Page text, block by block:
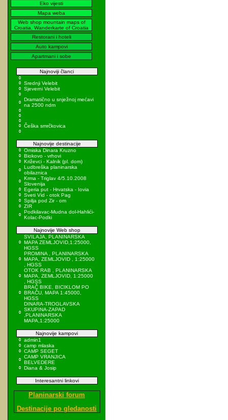
Eko vijesti
Mapa weba
Web shop mountain maps of
Croatia, Wanderkarte of Croatia
Restorani i hoteli
Auto kampovi
Apartmani i sobe
Najnoviji članci
Srednji Velebit
Sjeverni Velebit
Dramatično u snježnoj mećavi
na 2500 ndm
Češka smrčkovica
Najnovije destinacije
Omiska Dinara Kruzno
Biokovo - vrhovi
Križevci - Kalnik (pl. dom)
Ludbreška planinarska
obilaznica
Krma - Triglav 4/5.10.2008
Slovenija
Egeria put - Hrvatska - Iovia
Sveti Vid - otok Pag
Spilja pod Zir - om
ZIR
Podkilavac-Mudna dol-Hahlići-
Kolac-Podki
Najnovije Web shop
SVILAJA, PLANINARSKA
MAPA ZEMLJOVID,1:25000,
HGSS
PROMINA , PLANINARSKA
MAPA, ZEMLJOVID , 1:25000
, HGSS
OTOK RAB , PLANINARSKA
MAPA, ZEMLJOVID, 1:25000
, HGSS
BRAČ BIKE, BICIKLOM PO
BRAČU, MAPA 1:45000,
HGSS
DINARA-TROGLAVSKA
SKUPINA-ZAPAD
,PLANINARSKA
MAPA,1:25000
Najnovije kampovi
admin1
camp mlaska
CAMP SEGET
CAMP VRANJICA
BELVEDERE
Diana & Josip
Interesantni linkovi
Planinarski forum
Destinacije po gledanosti